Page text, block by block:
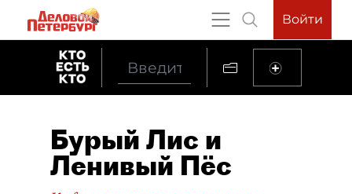
Войти
Бурый Лис и
Ленивый Пёс